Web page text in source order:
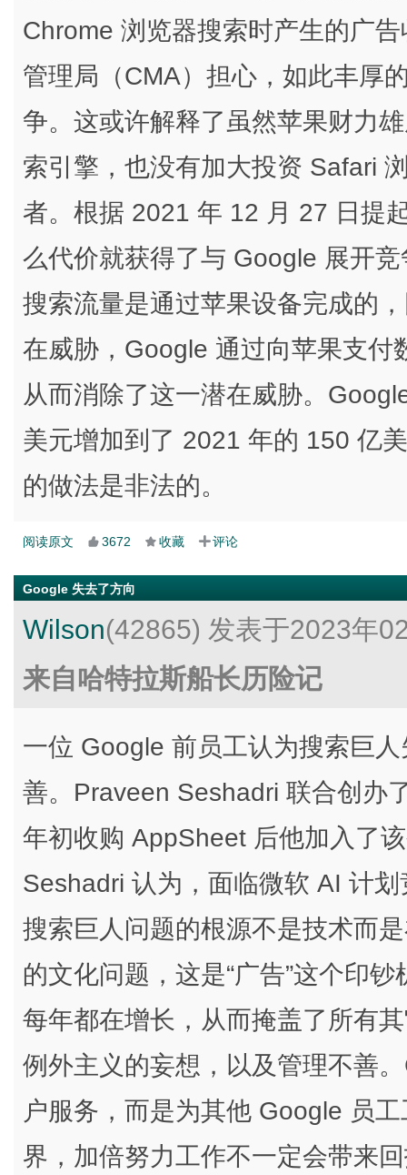
Chrome 浏览器搜索时产生的广
管理局（CMA）担心，如此丰厚
争。这或许解释了虽然苹果财力
索引擎，也没有加大投资 Safari
者。根据 2021 年 12 月 27 日提
么代价就获得了与 Google 展开
搜索流量是通过苹果设备完成的
在威胁，Google 通过向苹果支付
从而消除了这一潜在威胁。
美元增加到了 2021 年的 150 亿
的做法是非法的。
阅读原文 3672 收藏 评论
Google 失去了方向
Wilson(42865) 发表于2023年
来自哈特拉斯船长历险记
一位 Google 前员工认为搜索巨
善。Praveen Seshadri 联合创办
年初收购 AppSheet 后他加入了
Seshadri 认为，面临微软 AI 计
搜索巨人问题的根源不是技术而
的文化问题，这是“广告”这个印
每年都在增长，从而掩盖了所有
例外主义的妄想，以及管理不善
户服务，而是为其他 Google 员
界，加倍努力工作不一定会带来